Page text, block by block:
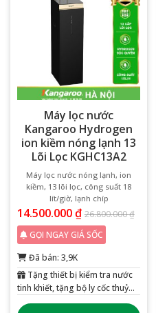
Máy lọc nước
Kangaroo Hydrogen
ion kiềm nóng lạnh 13
Lõi Lọc KGHC13A2
Máy lọc nước nóng lạnh, ion
kiềm, 13 lõi lọc, công suất 18
lít/giờ, lạnh chíp
14.500.000₫ 26.800.000₫
GỌI NGAY GIÁ SỐC
Đã bán: 3,9K
Tặng thiết bị kiểm tra nước
tinh khiết, tặng bộ ly cốc thuỷ
tinh 6 chiếc